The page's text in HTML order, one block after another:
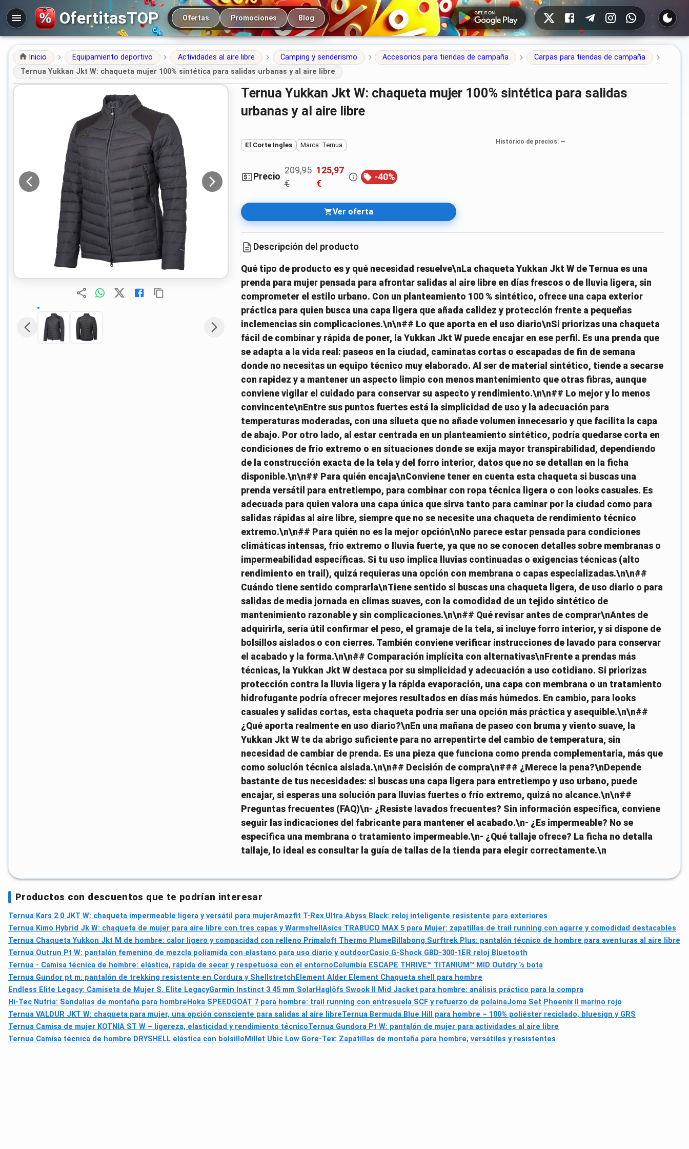
OfertitasTOP Navegación principal
Ofertas Promociones Blog
Redes sociales
Inicio Equipamiento deportivo Actividades al aire libre Camping y senderismo Accesorios para tiendas de campaña
Carpas para tiendas de campaña
Ternua Yukkan Jkt W: chaqueta mujer 100% sintética para salidas urbanas y al aire libre
Ternua Yukkan Jkt W: chaqueta mujer 100% sintética para salidas
urbanas y al aire libre
El Corte Ingles Marca: Ternua
Precio
209,95
€
125,97
€
-40%
Ver oferta
Histórico de precios: —
Descripción del producto
Qué tipo de producto es y qué necesidad resuelve\nLa chaqueta Yukkan Jkt W de Ternua es una
prenda para mujer pensada para afrontar salidas al aire libre en días frescos o de lluvia ligera, sin
comprometer el estilo urbano. Con un planteamiento 100 % sintético, ofrece una capa exterior
práctica para quien busca una capa ligera que añada calidez y protección frente a pequeñas
inclemencias sin complicaciones.\n\n## Lo que aporta en el uso diario\nSi priorizas una chaqueta
fácil de combinar y rápida de poner, la Yukkan Jkt W puede encajar en ese perfil. Es una prenda que
se adapta a la vida real: paseos en la ciudad, caminatas cortas o escapadas de fin de semana
donde no necesitas un equipo técnico muy elaborado. Al ser de material sintético, tiende a secarse
con rapidez y a mantener un aspecto limpio con menos mantenimiento que otras fibras, aunque
conviene vigilar el cuidado para conservar su aspecto y rendimiento.\n\n## Lo mejor y lo menos
convincente\nEntre sus puntos fuertes está la simplicidad de uso y la adecuación para
temperaturas moderadas, con una silueta que no añade volumen innecesario y que facilita la capa
de abajo. Por otro lado, al estar centrada en un planteamiento sintético, podría quedarse corta en
condiciones de frío extremo o en situaciones donde se exija mayor transpirabilidad, dependiendo
de la construcción exacta de la tela y del forro interior, datos que no se detallan en la ficha
disponible.\n\n## Para quién encaja\nConviene tener en cuenta esta chaqueta si buscas una
prenda versátil para entretiempo, para combinar con ropa técnica ligera o con looks casuales. Es
adecuada para quien valora una capa única que sirva tanto para caminar por la ciudad como para
salidas rápidas al aire libre, siempre que no se necesite una chaqueta de rendimiento técnico
extremo.\n\n## Para quién no es la mejor opción\nNo parece estar pensada para condiciones
climáticas intensas, frío extremo o lluvia fuerte, ya que no se conocen detalles sobre membranas o
impermeabilidad específicas. Si tu uso implica lluvias continuadas o exigencias técnicas (alto
rendimiento en trail), quizá requieras una opción con membrana o capas especializadas.\n\n##
Cuándo tiene sentido comprarla\nTiene sentido si buscas una chaqueta ligera, de uso diario o para
salidas de media jornada en climas suaves, con la comodidad de un tejido sintético de
mantenimiento razonable y sin complicaciones.\n\n## Qué revisar antes de comprar\nAntes de
adquirirla, sería útil confirmar el peso, el gramaje de la tela, si incluye forro interior, y si dispone de
bolsillos aislados o con cierres. También conviene verificar instrucciones de lavado para conservar
el acabado y la forma.\n\n## Comparación implícita con alternativas\nFrente a prendas más
técnicas, la Yukkan Jkt W destaca por su simplicidad y adecuación a uso cotidiano. Si priorizas
protección contra la lluvia ligera y la rápida evaporación, una capa con membrana o un tratamiento
hidrofugante podría ofrecer mejores resultados en días más húmedos. En cambio, para looks
casuales y salidas cortas, esta chaqueta podría ser una opción más práctica y asequible.\n\n##
¿Qué aporta realmente en uso diario?\nEn una mañana de paseo con bruma y viento suave, la
Yukkan Jkt W te da abrigo suficiente para no arrepentirte del cambio de temperatura, sin
necesidad de cambiar de prenda. Es una pieza que funciona como prenda complementaria, más que
como solución técnica aislada.\n\n## Decisión de compra\n### ¿Merece la pena?\nDepende
bastante de tus necesidades: si buscas una capa ligera para entretiempo y uso urbano, puede
encajar, si esperas una solución para lluvias fuertes o frío extremo, quizá no alcance.\n\n##
Preguntas frecuentes (FAQ)\n- ¿Resiste lavados frecuentes? Sin información específica, conviene
seguir las indicaciones del fabricante para mantener el acabado.\n- ¿Es impermeable? No se
especifica una membrana o tratamiento impermeable.\n- ¿Qué tallaje ofrece? La ficha no detalla
tallaje, lo ideal es consultar la guía de tallas de la tienda para elegir correctamente.\n
Productos con descuentos que te podrían interesar
Ternua Kars 2.0 JKT W: chaqueta impermeable ligera y versátil para mujerAmazfit T-Rex Ultra Abyss Black: reloj inteligente resistente para exteriores
Ternua Kimo Hybrid Jk W: chaqueta de mujer para aire libre con tres capas y Warmshell Asics TRABUCO MAX 5 para Mujer: zapatillas de trail running con agarre y comodidad destacables
Ternua Chaqueta Yukkon Jkt M de hombre: calor ligero y compacidad con relleno Primaloft Thermo Plume Billabong Surftrek Plus: pantalón técnico de hombre para aventuras al aire libre
Ternua Outrun Pt W: pantalón femenino de mezcla poliamida con elastano para uso diario y outdoorCasio G-Shock GBD-300-1ER reloj Bluetooth
Ternua - Camisa técnica de hombre: elástica, rápida de secar y respetuosa con el entornoColumbia ESCAPE THRIVE™ TITANIUM™ MID Outdry ½ bota
Ternua Gundor pt m: pantalón de trekking resistente en Cordura y Shellstretch Element Alder Element Chaqueta shell para hombre
Endless Elite Legacy: Camiseta de Mujer S. Elite LegacyGarmin Instinct 3 45 mm SolarHaglöfs Swook II Mid Jacket para hombre: análisis práctico para la compra
Hi-Tec Nutria: Sandalias de montaña para hombre Hoka SPEEDGOAT 7 para hombre: trail running con entresuela SCF y refuerzo de polainaJoma Set Phoenix II marino rojo
Ternua VALDUR JKT W: chaqueta para mujer, una opción consciente para salidas al aire libreTernua Bermuda Blue Hill para hombre – 100% poliéster reciclado, bluesign y GRS
Ternua Camisa de mujer KOTNIA ST W – ligereza, elasticidad y rendimiento técnicoTernua Gundora Pt W: pantalón de mujer para actividades al aire libre
Ternua Camisa técnica de hombre DRYSHELL elástica con bolsillo Millet Ubic Low Gore-Tex: Zapatillas de montaña para hombre, versátiles y resistentes